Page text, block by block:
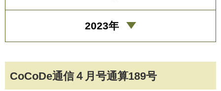
CoCoDe通信４月号通算189号
2023年